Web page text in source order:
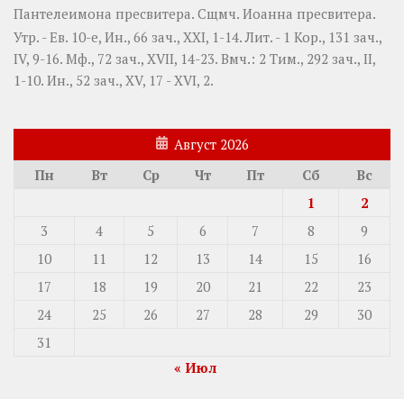
Пантелеимона пресвитера. Сщмч. Иоанна пресвитера.
Утр. - Ев. 10-е, Ин., 66 зач., XXI, 1-14.Лит. - 1 Кор., 131 зач.,
IV, 9-16. Мф., 72 зач., XVII, 14-23. Вмч.: 2 Тим., 292 зач., II,
1-10. Ин., 52 зач., XV, 17 - XVI, 2.
Август 2026
Пн
Вт Ср Чт Пт Сб
Вс
1
2
3
4 5 6 7 8
9
10
11 12 13 14 15
16
17
18 19 20 21 22
23
24
25 26 27 28 29
30
31
« Июл